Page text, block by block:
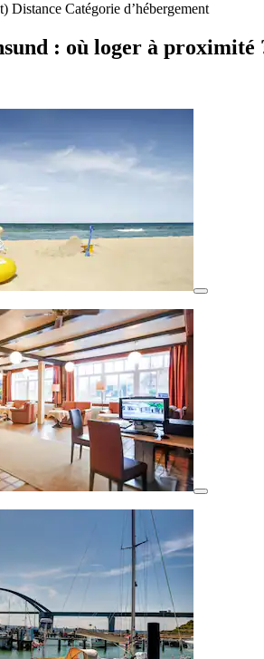
Distance Catégorie d’hébergement
: où loger à proximité